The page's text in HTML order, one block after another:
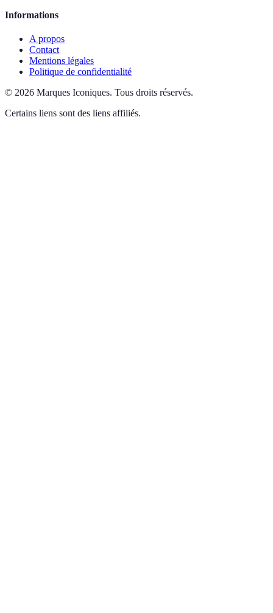
Informations
A propos
Contact
Mentions légales
Politique de confidentialité
© 2026 Marques Iconiques. Tous droits réservés.
Certains liens sont des liens affiliés.